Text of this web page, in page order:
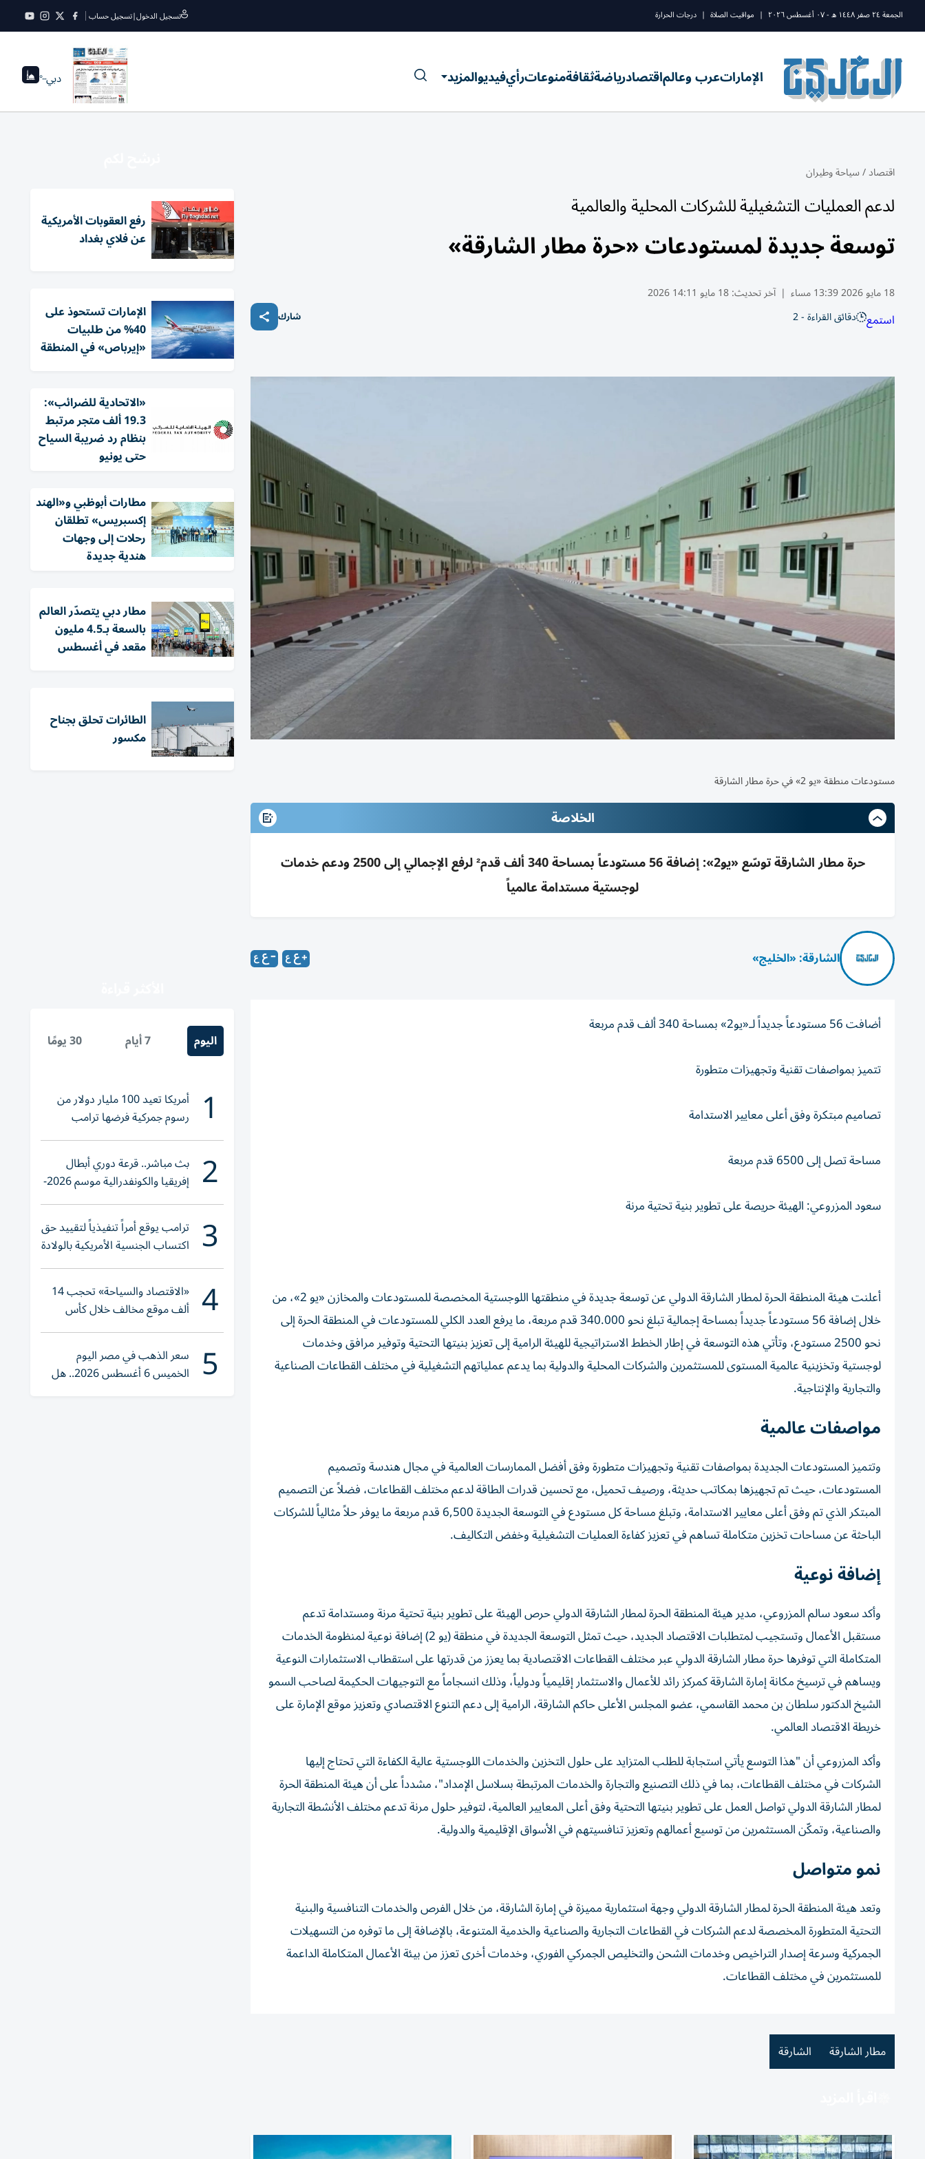
الجمعة ٢٤ صفر ١٤٤٨ ه - ٠٧ أغسطس ٢٠٢٦ | مواقيت الصلاة | درجات الحرارة تسجيل الدخول|تسجيل حساب
الإماراتعرب وعالماقتصادرياضةثقافةمنوعاترأيفيديوالمزيد دبي--°
اقتصاد/سياحة وطيران
لدعم العمليات التشغيلية للشركات المحلية والعالمية
توسعة جديدة لمستودعات «حرة مطار الشارقة»
18 مايو 2026 13:39 مساء | آخر تحديث:18 مايو 14:11 2026
استمع دقائق القراءة - 2 شارك
مستودعات منطقة «يو 2» في حرة مطار الشارقة
الخلاصة
حرة مطار الشارقة توسّع «يو2»: إضافة 56 مستودعاً بمساحة 340 ألف قدم² لرفع الإجمالي إلى 2500 ودعم خدمات
لوجستية مستدامة عالمياً
الشارقة: «الخليج»
أضافت 56 مستودعاً جديداً لـ«يو2» بمساحة 340 ألف قدم مربعة
تتميز بمواصفات تقنية وتجهيزات متطورة
تصاميم مبتكرة وفق أعلى معايير الاستدامة
مساحة تصل إلى 6500 قدم مربعة
سعود المزروعي: الهيئة حريصة على تطوير بنية تحتية مرنة
أعلنت هيئة المنطقة الحرة لمطار الشارقة الدولي عن توسعة جديدة في منطقتها اللوجستية المخصصة للمستودعات والمخازن «يو 2»، من
خلال إضافة 56 مستودعاً جديداً بمساحة إجمالية تبلغ نحو 340.000 قدم مربعة، ما يرفع العدد الكلي للمستودعات في المنطقة الحرة إلى
نحو 2500 مستودع، وتأتي هذه التوسعة في إطار الخطط الاستراتيجية للهيئة الرامية إلى تعزيز بنيتها التحتية وتوفير مرافق وخدمات
لوجستية وتخزينية عالمية المستوى للمستثمرين والشركات المحلية والدولية بما يدعم عملياتهم التشغيلية في مختلف القطاعات الصناعية
والتجارية والإنتاجية.
مواصفات عالمية
وتتميز المستودعات الجديدة بمواصفات تقنية وتجهيزات متطورة وفق أفضل الممارسات العالمية في مجال هندسة وتصميم
المستودعات، حيث تم تجهيزها بمكاتب حديثة، ورصيف تحميل، مع تحسين قدرات الطاقة لدعم مختلف القطاعات، فضلاً عن التصميم
المبتكر الذي تم وفق أعلى معايير الاستدامة، وتبلغ مساحة كل مستودع في التوسعة الجديدة 6,500 قدم مربعة ما يوفر حلاً مثالياً للشركات
الباحثة عن مساحات تخزين متكاملة تساهم في تعزيز كفاءة العمليات التشغيلية وخفض التكاليف.
إضافة نوعية
وأكد سعود سالم المزروعي، مدير هيئة المنطقة الحرة لمطار الشارقة الدولي حرص الهيئة على تطوير بنية تحتية مرنة ومستدامة تدعم
مستقبل الأعمال وتستجيب لمتطلبات الاقتصاد الجديد، حيث تمثل التوسعة الجديدة في منطقة (يو 2) إضافة نوعية لمنظومة الخدمات
المتكاملة التي توفرها حرة مطار الشارقة الدولي عبر مختلف القطاعات الاقتصادية بما يعزز من قدرتها على استقطاب الاستثمارات النوعية
ويساهم في ترسيخ مكانة إمارة الشارقة كمركز رائد للأعمال والاستثمار إقليمياً ودولياً، وذلك انسجاماً مع التوجيهات الحكيمة لصاحب السمو
الشيخ الدكتور سلطان بن محمد القاسمي، عضو المجلس الأعلى حاكم الشارقة، الرامية إلى دعم التنوع الاقتصادي وتعزيز موقع الإمارة على
خريطة الاقتصاد العالمي.
وأكد المزروعي أن "هذا التوسع يأتي استجابة للطلب المتزايد على حلول التخزين والخدمات اللوجستية عالية الكفاءة التي تحتاج إليها
الشركات في مختلف القطاعات، بما في ذلك التصنيع والتجارة والخدمات المرتبطة بسلاسل الإمداد"، مشدداً على أن هيئة المنطقة الحرة
لمطار الشارقة الدولي تواصل العمل على تطوير بنيتها التحتية وفق أعلى المعايير العالمية، لتوفير حلول مرنة تدعم مختلف الأنشطة التجارية
والصناعية، وتمكّن المستثمرين من توسيع أعمالهم وتعزيز تنافسيتهم في الأسواق الإقليمية والدولية.
نمو متواصل
وتعد هيئة المنطقة الحرة لمطار الشارقة الدولي وجهة استثمارية مميزة في إمارة الشارقة، من خلال الفرص والخدمات التنافسية والبنية
التحتية المتطورة المخصصة لدعم الشركات في القطاعات التجارية والصناعية والخدمية المتنوعة، بالإضافة إلى ما توفره من التسهيلات
الجمركية وسرعة إصدار التراخيص وخدمات الشحن والتخليص الجمركي الفوري، وخدمات أخرى تعزز من بيئة الأعمال المتكاملة الداعمة
للمستثمرين في مختلف القطاعات.
مطار الشارقة الشارقة
رفع العقوبات الأمريكية
عن فلاي بغداد
الإمارات تستحوذ على
40% من طلبيات
«إيرباص» في المنطقة
«الاتحادية للضرائب»:
19.3 ألف متجر مرتبط
بنظام رد ضريبة السياح
حتى يونيو
مطارات أبوظبي و«الهند
إكسبريس» تطلقان
رحلات إلى وجهات
هندية جديدة
مطار دبي يتصدّر العالم
بالسعة بـ4.5 مليون
مقعد في أغسطس
الطائرات تحلق بجناح
مكسور
اليوم 7 أيام 30 يومًا
1 أمريكا تعيد 100 مليار دولار من
رسوم جمركية فرضها ترامب
2 بث مباشر.. قرعة دوري أبطال
إفريقيا والكونفدرالية موسم 2026-
2027
3 ترامب يوقع أمراً تنفيذياً لتقييد حق
اكتساب الجنسية الأمريكية بالولادة
4 «الاقتصاد والسياحة» تحجب 14
ألف موقع مخالف خلال كأس
العالم 2026
5 سعر الذهب في مصر اليوم
الخميس 6 أغسطس 2026.. هل